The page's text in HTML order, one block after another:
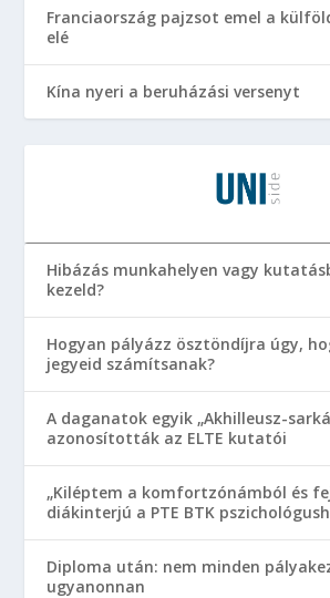
Franciaország pajzsot emel a
elé
Kína nyeri a beruházási versenyt
Hibázás munkahelyen vagy
kezeld?
Hogyan pályázz ösztöndíjra úgy,
jegyeid számítsanak?
A daganatok egyik „Akhilleusz-
azonosították az ELTE kutatói
„Kiléptem a komfortzónámból és
diákinterjú a PTE BTK
Diploma után: nem minden
ugyanonnan